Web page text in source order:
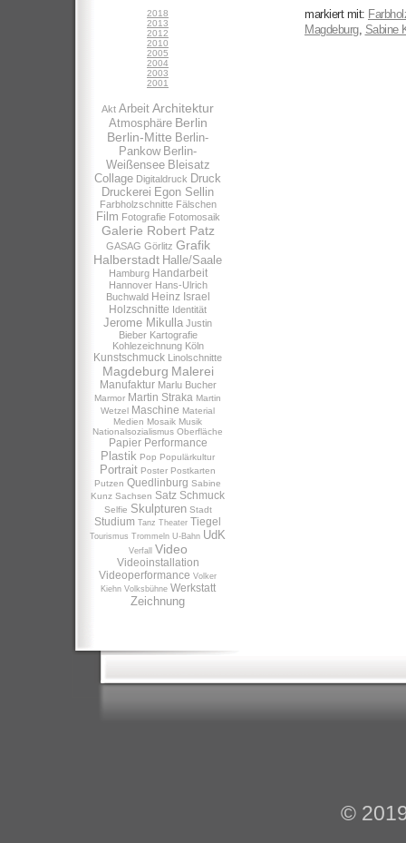
2018
2013
2012
2010
2005
2004
2003
2001
Akt Arbeit Architektur
Atmosphäre Berlin
Berlin-Mitte Berlin-
Pankow Berlin-
Weißensee Bleisatz
Collage Digitaldruck Druck
Druckerei Egon Sellin
Farbholzschnitte Fälschen
Film Fotografie Fotomosaik
Galerie Robert Patz
GASAG Görlitz Grafik
Halberstadt Halle/Saale
Hamburg Handarbeit
Hannover Hans-Ulrich
Buchwald Heinz Israel
Holzschnitte Identität
Jerome Mikulla Justin
Bieber Kartografie
Kohlezeichnung Köln
Kunstschmuck Linolschnitte
Magdeburg Malerei
Manufaktur Marlu Bucher
Marmor Martin Straka Martin
Wetzel Maschine Material
Medien Mosaik Musik
Nationalsozialismus Oberfläche
Papier Performance
Plastik Pop Populärkultur
Portrait Poster Postkarten
Putzen Quedlinburg Sabine
Kunz Sachsen Satz Schmuck
Selfie Skulpturen Stadt
Studium Tanz Theater Tiegel
Tourismus Trommeln U-Bahn UdK
Verfall Video
Videoinstallation
Videoperformance Volker
Kiehn Volksbühne Werkstatt
Zeichnung
markiert mit:
Magdeburg, Sabine
©